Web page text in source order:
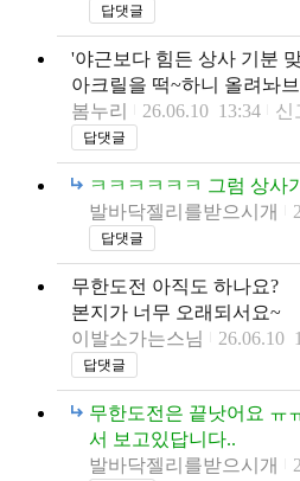
답댓글
'야근보다 힘든 상사 기분
아크릴을 떡~하니 올려놔
봄누리
26.06.10 13:34 신
답댓글
ㅋㅋㅋㅋㅋㅋ 그럼 상사
발바닥젤리를받으시개
답댓글
무한도전 아직도 하나요?
본지가 너무 오래되서요~
이발소가는스님
26.06.10
답댓글
무한도전은 끝낫어요 ㅠ
서 보고있답니다..
발바닥젤리를받으시개